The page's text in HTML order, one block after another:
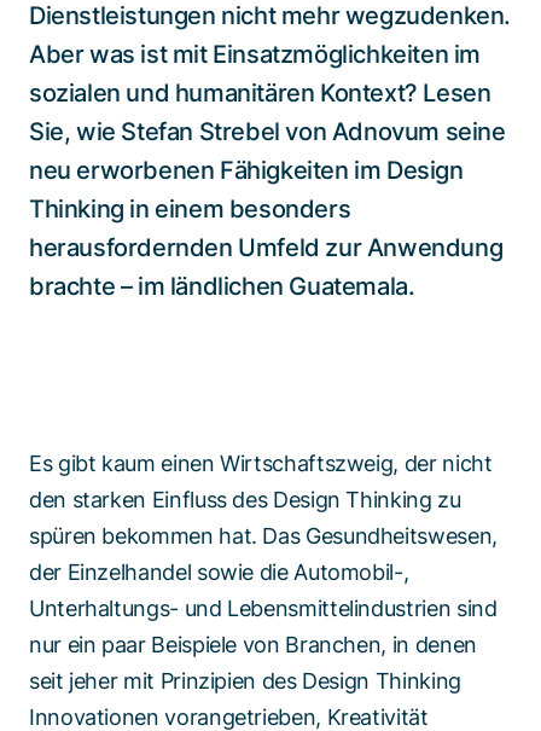
Dienstleistungen nicht mehr wegzudenken.
Aber was ist mit Einsatzmöglichkeiten im
sozialen und humanitären Kontext? Lesen
Sie, wie Stefan Strebel von Adnovum seine
neu erworbenen Fähigkeiten im Design
Thinking in einem besonders
herausfordernden Umfeld zur Anwendung
brachte – im ländlichen Guatemala.
Es gibt kaum einen Wirtschaftszweig, der nicht
den starken Einfluss des Design Thinking zu
spüren bekommen hat. Das Gesundheitswesen,
der Einzelhandel sowie die Automobil-,
Unterhaltungs- und Lebensmittelindustrien sind
nur ein paar Beispiele von Branchen, in denen
seit jeher mit Prinzipien des Design Thinking
Innovationen vorangetrieben, Kreativität